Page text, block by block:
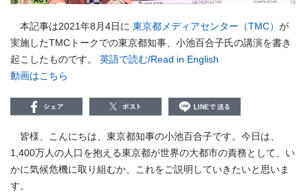
本記事は2021年8月4日に 東京都メディアセンター（TMC） が
実施したTMCトークでの東京都知事、小池百合子氏の講演を書き
起こしたものです。 英語で読む/Read in English
動画はこちら
皆様、こんにちは、東京都知事の小池百合子です。今日は、
1,400万人の人口を抱える東京都が世界の大都市の責務として、い
かに気候危機に取り組むか、これをご説明していきたいと思いま
す。